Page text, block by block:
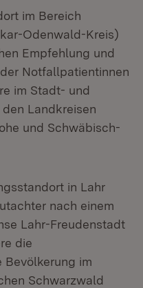
im Bereich
Odenwald-Kreis)
Empfehlung und
Notfallpatientinnen
im Stadt- und
Landkreisen
und Schwäbisch-
in Lahr
nach einem
Lahr-Freudenstadt
die
Bevölkerung im
Schwarzwald